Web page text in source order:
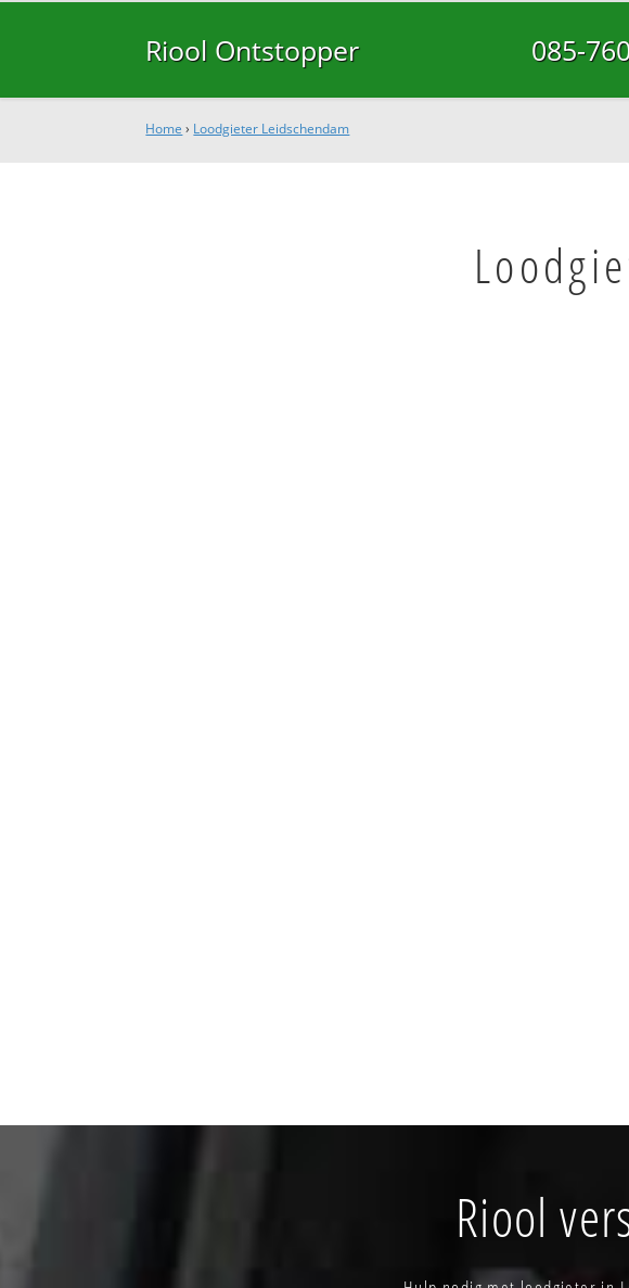
Riool Ontstopper 085-
Home › Loodgieter Leidschendam
Riool